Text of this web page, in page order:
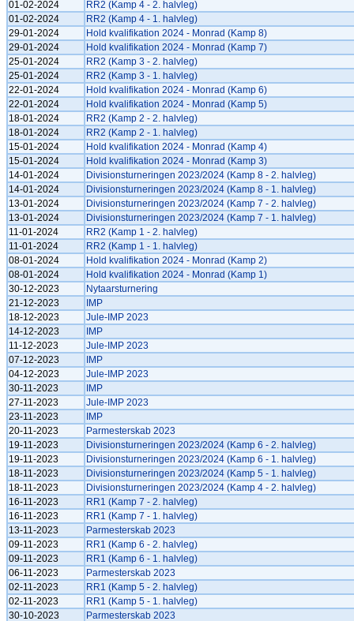
01-02-2024
RR2 (Kamp 4 - 2. halvleg)
01-02-2024
RR2 (Kamp 4 - 1. halvleg)
29-01-2024
Hold kvalifikation 2024 - Monrad (Kamp 8)
29-01-2024
Hold kvalifikation 2024 - Monrad (Kamp 7)
25-01-2024
RR2 (Kamp 3 - 2. halvleg)
25-01-2024
RR2 (Kamp 3 - 1. halvleg)
22-01-2024
Hold kvalifikation 2024 - Monrad (Kamp 6)
22-01-2024
Hold kvalifikation 2024 - Monrad (Kamp 5)
18-01-2024
RR2 (Kamp 2 - 2. halvleg)
18-01-2024
RR2 (Kamp 2 - 1. halvleg)
15-01-2024
Hold kvalifikation 2024 - Monrad (Kamp 4)
15-01-2024
Hold kvalifikation 2024 - Monrad (Kamp 3)
14-01-2024
Divisionsturneringen 2023/2024 (Kamp 8 - 2. halvleg)
14-01-2024
Divisionsturneringen 2023/2024 (Kamp 8 - 1. halvleg)
13-01-2024
Divisionsturneringen 2023/2024 (Kamp 7 - 2. halvleg)
13-01-2024
Divisionsturneringen 2023/2024 (Kamp 7 - 1. halvleg)
11-01-2024
RR2 (Kamp 1 - 2. halvleg)
11-01-2024
RR2 (Kamp 1 - 1. halvleg)
08-01-2024
Hold kvalifikation 2024 - Monrad (Kamp 2)
08-01-2024
Hold kvalifikation 2024 - Monrad (Kamp 1)
30-12-2023
Nytaarsturnering
21-12-2023
IMP
18-12-2023
Jule-IMP 2023
14-12-2023
IMP
11-12-2023
Jule-IMP 2023
07-12-2023
IMP
04-12-2023
Jule-IMP 2023
30-11-2023
IMP
27-11-2023
Jule-IMP 2023
23-11-2023
IMP
20-11-2023
Parmesterskab 2023
19-11-2023
Divisionsturneringen 2023/2024 (Kamp 6 - 2. halvleg)
19-11-2023
Divisionsturneringen 2023/2024 (Kamp 6 - 1. halvleg)
18-11-2023
Divisionsturneringen 2023/2024 (Kamp 5 - 1. halvleg)
18-11-2023
Divisionsturneringen 2023/2024 (Kamp 4 - 2. halvleg)
16-11-2023
RR1 (Kamp 7 - 2. halvleg)
16-11-2023
RR1 (Kamp 7 - 1. halvleg)
13-11-2023
Parmesterskab 2023
09-11-2023
RR1 (Kamp 6 - 2. halvleg)
09-11-2023
RR1 (Kamp 6 - 1. halvleg)
06-11-2023
Parmesterskab 2023
02-11-2023
RR1 (Kamp 5 - 2. halvleg)
02-11-2023
RR1 (Kamp 5 - 1. halvleg)
30-10-2023
Parmesterskab 2023